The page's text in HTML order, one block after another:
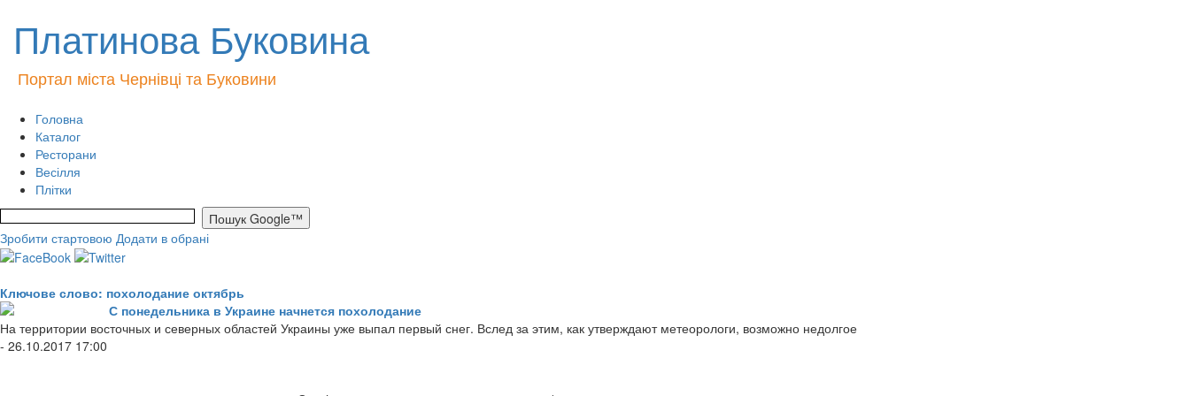
Платинова Буковина
Портал міста Чернівці та Буковини
Головна
Каталог
Ресторани
Весілля
Плітки
Зробити стартовою Додати в обрані
Ключове слово: похолодание октябрь
С понедельника в Украине начнется похолодание
На территории восточных и северных областей Украины уже выпал первый снег. Вслед за этим, как утверждают метеорологи, возможно недолгое
- 26.10.2017 17:00